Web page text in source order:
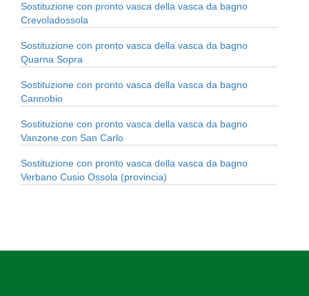
Sostituzione con pronto vasca della vasca da bagno
Crevoladossola
Sostituzione con pronto vasca della vasca da bagno
Quarna Sopra
Sostituzione con pronto vasca della vasca da bagno
Cannobio
Sostituzione con pronto vasca della vasca da bagno
Vanzone con San Carlo
Sostituzione con pronto vasca della vasca da bagno
Verbano Cusio Ossola (provincia)